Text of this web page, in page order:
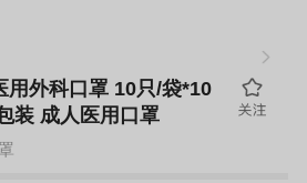
用外科口罩 10只/袋*10
装 成人医用口罩